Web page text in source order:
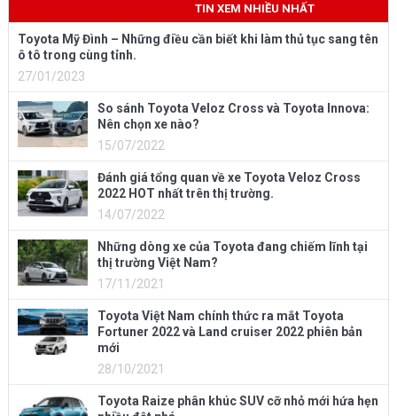
TIN XEM NHIỀU NHẤT
Toyota Mỹ Đình – Những điều cần biết khi làm thủ tục sang tên
ô tô trong cùng tỉnh.
27/01/2023
So sánh Toyota Veloz Cross và Toyota Innova:
Nên chọn xe nào?
15/07/2022
Đánh giá tổng quan về xe Toyota Veloz Cross
2022 HOT nhất trên thị trường.
14/07/2022
Những dòng xe của Toyota đang chiếm lĩnh tại
thị trường Việt Nam?
17/11/2021
Toyota Việt Nam chính thức ra mắt Toyota
Fortuner 2022 và Land cruiser 2022 phiên bản
mới
28/10/2021
Toyota Raize phân khúc SUV cỡ nhỏ mới hứa hẹn